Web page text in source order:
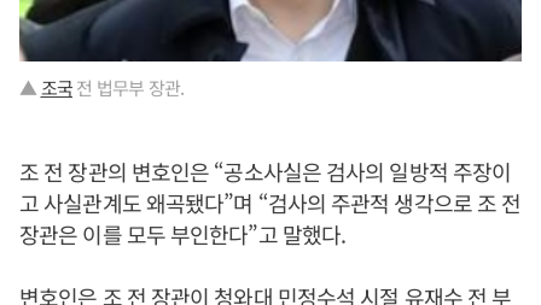
▲조국전 법무부 장관.
조 전 장관의 변호인은 “공소사실은 검사의 일방적 주장이
고 사실관계도 왜곡됐다”며 “검사의 주관적 생각으로 조 전
장관은 이를 모두 부인한다”고 말했다.
변호인은 조 전 장관이 청와대 민정수석 시절 유재수 전 부